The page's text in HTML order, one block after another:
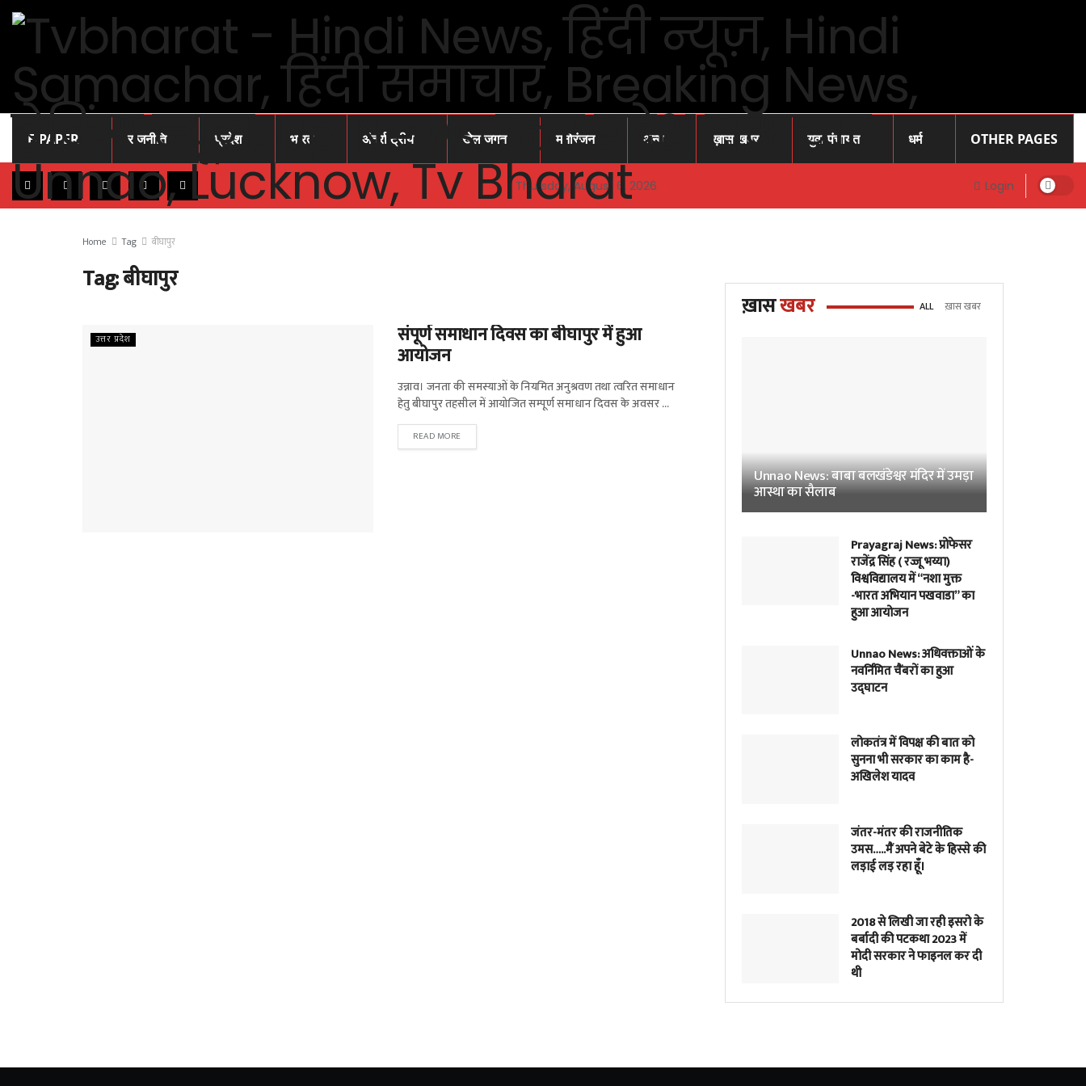
E-PAPER राजनीति प्रदेश भारत अंतर्राष्ट्रीय खेल जगत मनोरंजन अन्य ख़ास खबर युवा पंचायत धर्म OTHER PAGES
Thursday, August 6, 2026 Login
Home Tag बीघापुर
Tag:बीघापुर
उत्तर प्रदेश संपूर्ण समाधान दिवस का बीघापुर में हुआ
आयोजन
उन्नाव। जनता की समस्याओं के नियमित अनुश्रवण तथा त्वरित समाधान
हेतु बीघापुर तहसील में आयोजित सम्पूर्ण समाधान दिवस के अवसर ...
READ MORE
ख़ासखबर ALL ख़ास खबर
Unnao News: बाबा बलखंडेश्वर मंदिर में उमड़ा
आस्था का सैलाब
Prayagraj News: प्रोफेसर
राजेंद्र सिंह ( रज्जू भय्या)
विश्वविद्यालय में “नशा मुक्त
-भारत अभियान पखवाडा” का
हुआ आयोजन
Unnao News: अधिवक्ताओं के
नवर्निमित चैंबरों का हुआ
उद्घाटन
लोकतंत्र में विपक्ष की बात को
सुनना भी सरकार का काम है-
अखिलेश यादव
जंतर-मंतर की राजनीतिक
उमस…..मैं अपने बेटे के हिस्से की
लड़ाई लड़ रहा हूँ।
2018 से लिखी जा रही इसरो के
बर्बादी की पटकथा 2023 में
मोदी सरकार ने फाइनल कर दी
थी